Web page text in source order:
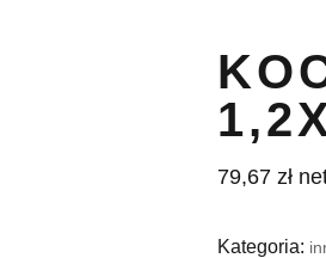
79,67 zł
Kategoria: